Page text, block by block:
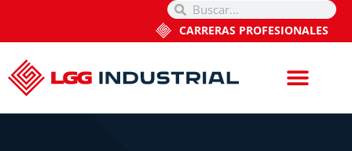
CARRERAS PROFESIONALES